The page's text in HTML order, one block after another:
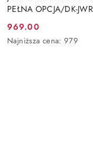
PEŁNA OPCJA/DK-
Cena
promocyjna:
969.00
Najniższa
Najniższa cena: 979